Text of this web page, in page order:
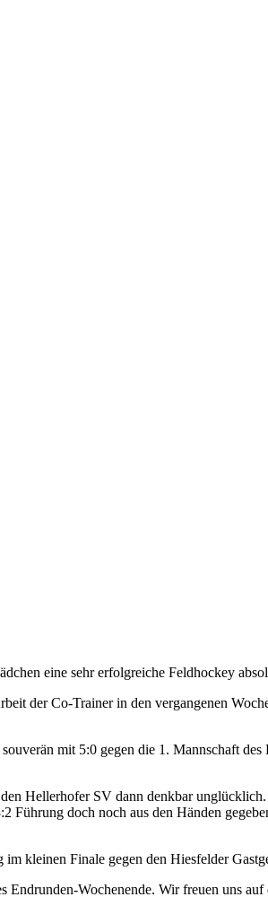
eine sehr erfolgreiche Feldhockey
der Co-Trainer in den vergangenen
mit 5:0 gegen die 1. Mannschaft
Hellerhofer SV dann denkbar
doch noch aus den Händen
kleinen Finale gegen den Hiesfelder
Endrunden-Wochenende. Wir freuen uns